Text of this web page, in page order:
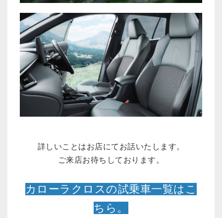
詳しいことはお店にてお話いたします。
ご来店お待ちしております。
カローラクロスの試乗車一覧はこ
ちら。